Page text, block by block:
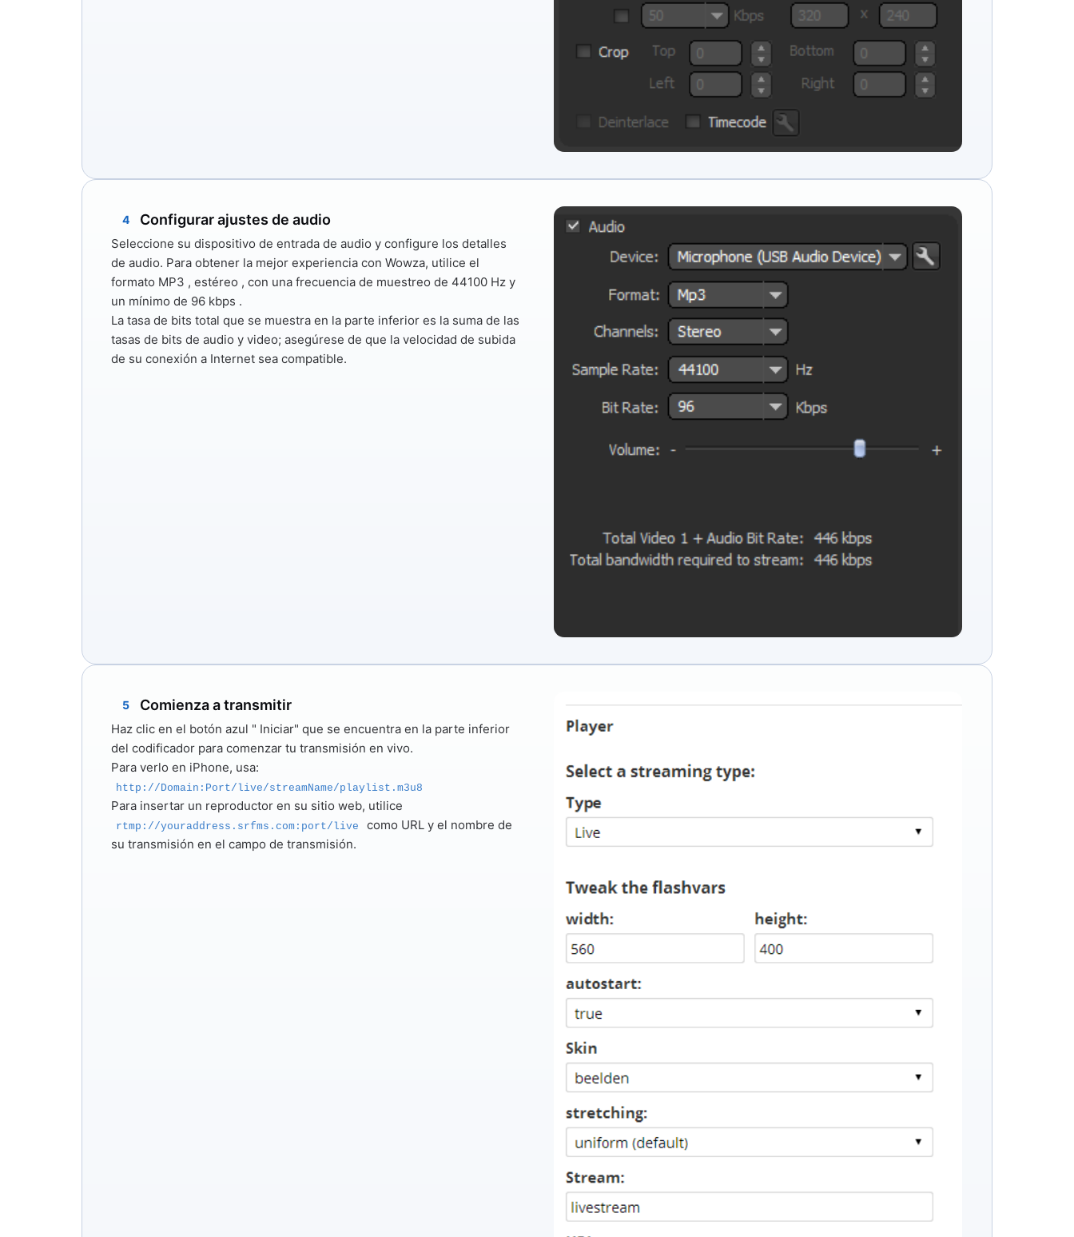
4 Configurar ajustes de audio
Seleccione su dispositivo de entrada de audio y configure los detalles
de audio. Para obtener la mejor experiencia con Wowza, utilice el
formato MP3 , estéreo , con una frecuencia de muestreo de 44100 Hz y
un mínimo de 96 kbps .
La tasa de bits total que se muestra en la parte inferior es la suma de las
tasas de bits de audio y video; asegúrese de que la velocidad de subida
de su conexión a Internet sea compatible.
5 Comienza a transmitir
Haz clic en el botón azul " Iniciar" que se encuentra en la parte inferior
del codificador para comenzar tu transmisión en vivo.
Para verlo en iPhone, usa:
http://Domain:Port/live/streamName/playlist.m3u8
Para insertar un reproductor en su sitio web, utilice
rtmp://youraddress.srfms.com:port/live
como URL y el nombre de
su transmisión en el campo de transmisión.